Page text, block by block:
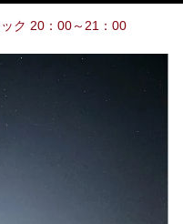
ク 20：00～21：00